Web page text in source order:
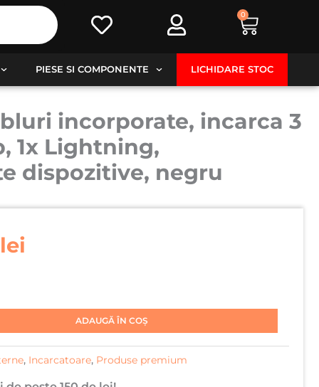
0
Cart
PIESE SI COMPONENTE LICHIDARE STOC
incorporate, incarca 3
1x Lightning,
dispozitive, negru
lei
Prețul
ADAUGĂ ÎN COȘ
, Incarcatoare, Produse premium